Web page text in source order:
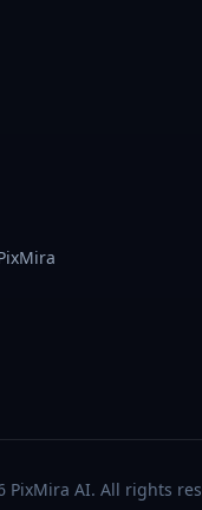
PixMira AI. All rights